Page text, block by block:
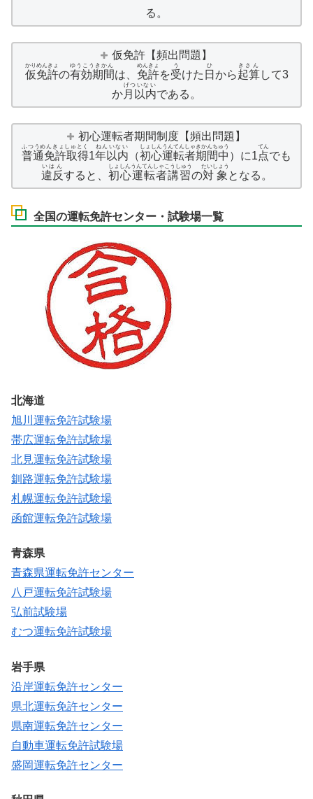
る。
仮免許【頻出問題】
仮
かり
免許
めんきょ
の有効期間
ゆうこうきかん
は、 免許
めんきょ
を受
う
けた 日
ひ
から起算
きさん
して3
か月以内
げついない
である。
初心運転者期間制度【頻出問題】
普通免許取得
ふつうめんきょしゅとく
1年以内
ねんいない
（初心運転者期間中
しょしんうんてんしゃきかんちゅう
）に1点
てん
でも
違反
いはん
すると、 初心運転者講習
しょしんうんてんしゃこうしゅう
の対象
たいしょう
となる。
全国の運転免許センター・試験場一覧
北海道
旭川運転免許試験場
帯広運転免許試験場
北見運転免許試験場
釧路運転免許試験場
札幌運転免許試験場
函館運転免許試験場
青森県
青森県運転免許センター
八戸運転免許試験場
弘前試験場
むつ運転免許試験場
岩手県
沿岸運転免許センター
県北運転免許センター
県南運転免許センター
自動車運転免許試験場
盛岡運転免許センター